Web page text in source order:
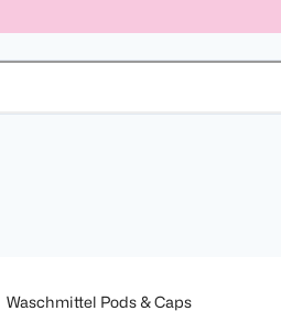
Waschmittel Pods & Caps